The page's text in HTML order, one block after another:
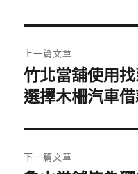
章
導
覽
上一篇文章
上
一
文
章:
竹北當舖使用
選擇木柵汽車
下一篇文章